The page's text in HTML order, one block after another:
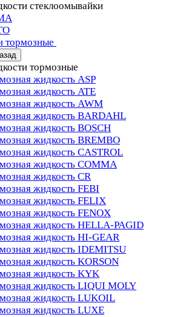
стеклоомывайки
тормозные
тормозные
жидкость ASP
жидкость ATE
жидкость AWM
жидкость BARDAHL
жидкость BOSCH
жидкость BREMBO
жидкость CASTROL
жидкость COMMA
жидкость CR
жидкость FEBI
жидкость FELIX
жидкость FENOX
жидкость HELLA-PAGID
жидкость HI-GEAR
жидкость IDEMITSU
жидкость KORSON
жидкость KYK
жидкость LIQUI MOLY
жидкость LUKOIL
жидкость LUXE